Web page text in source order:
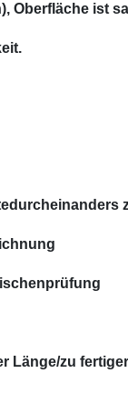
Oberfläche ist
Länge/zu